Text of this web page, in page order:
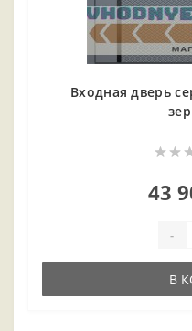
Входная дверь
43
-
В